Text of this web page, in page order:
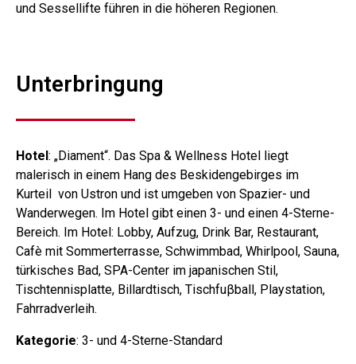
und Sessellifte führen in die höheren Regionen.
Unterbringung
Hotel : „Diament“. Das Spa & Wellness Hotel liegt
malerisch in einem Hang des Beskidengebirges im
Kurteil von Ustron und ist umgeben von Spazier- und
Wanderwegen. Im Hotel gibt einen 3- und einen 4-Sterne-
Bereich. Im Hotel: Lobby, Aufzug, Drink Bar, Restaurant,
Cafè mit Sommerterrasse, Schwimmbad, Whirlpool, Sauna,
türkisches Bad, SPA-Center im japanischen Stil,
Tischtennisplatte, Billardtisch, Tischfuβball, Playstation,
Fahrradverleih.
Kategorie: 3- und 4-Sterne-Standard